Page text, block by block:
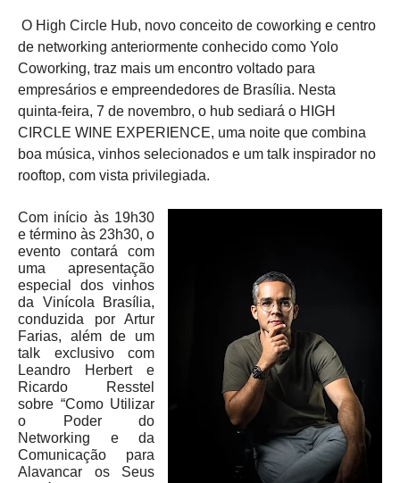
O High Circle Hub, novo conceito de coworking e centro
de networking anteriormente conhecido como Yolo
Coworking, traz mais um encontro voltado para
empresários e empreendedores de Brasília. Nesta
quinta-feira, 7 de novembro, o hub sediará o HIGH
CIRCLE WINE EXPERIENCE, uma noite que combina
boa música, vinhos selecionados e um talk inspirador no
rooftop, com vista privilegiada.
Com início às 19h30
e término às 23h30, o
evento contará com
uma apresentação
especial dos vinhos
da Vinícola Brasília,
conduzida por Artur
Farias, além de um
talk exclusivo com
Leandro Herbert e
Ricardo Resstel
sobre “Como Utilizar
o Poder do
Networking e da
Comunicação para
Alavancar os Seus